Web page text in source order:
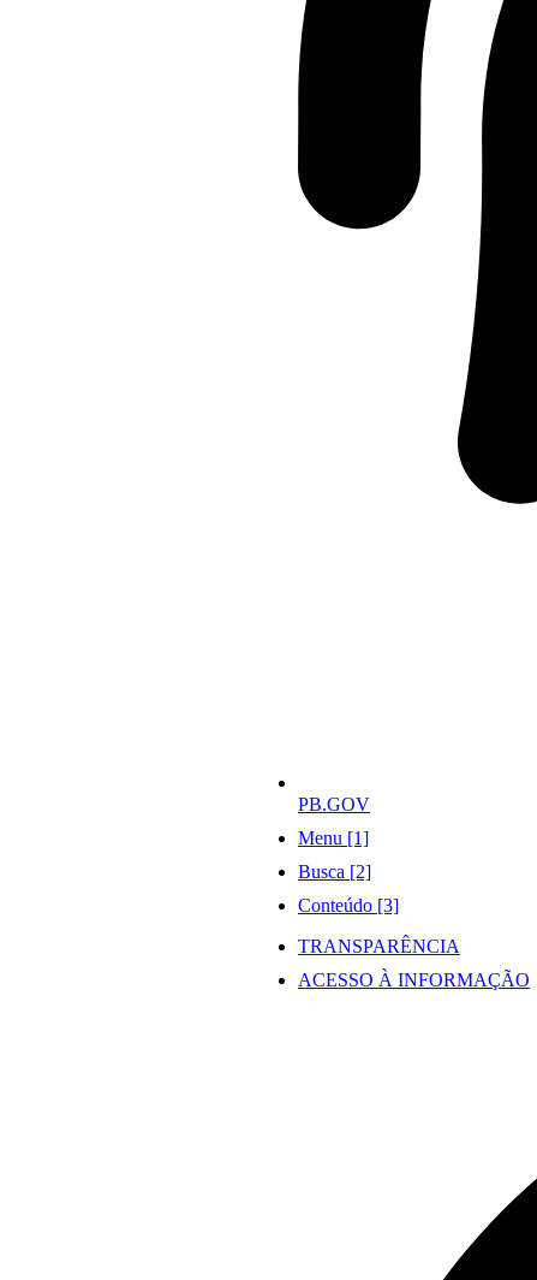
PB.GOV
Menu [1]
Busca [2]
Conteúdo [3]
TRANSPARÊNCIA
ACESSO À INFORMAÇÃO